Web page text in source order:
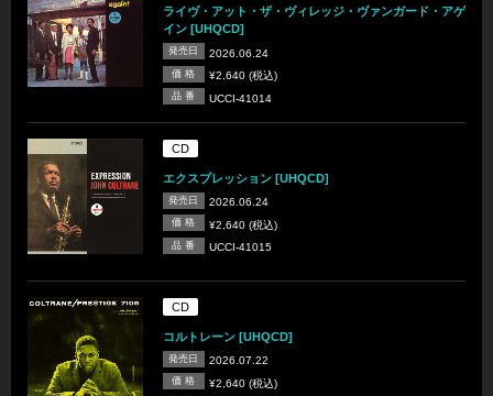
ライヴ・アット・ザ・ヴィレッジ・ヴァンガード・アゲ
イン [UHQCD]
発売日 2026.06.24
価 格 ¥2,640 (税込)
品 番 UCCI-41014
CD
エクスプレッション [UHQCD]
発売日 2026.06.24
価 格 ¥2,640 (税込)
品 番 UCCI-41015
CD
コルトレーン [UHQCD]
発売日 2026.07.22
価 格 ¥2,640 (税込)